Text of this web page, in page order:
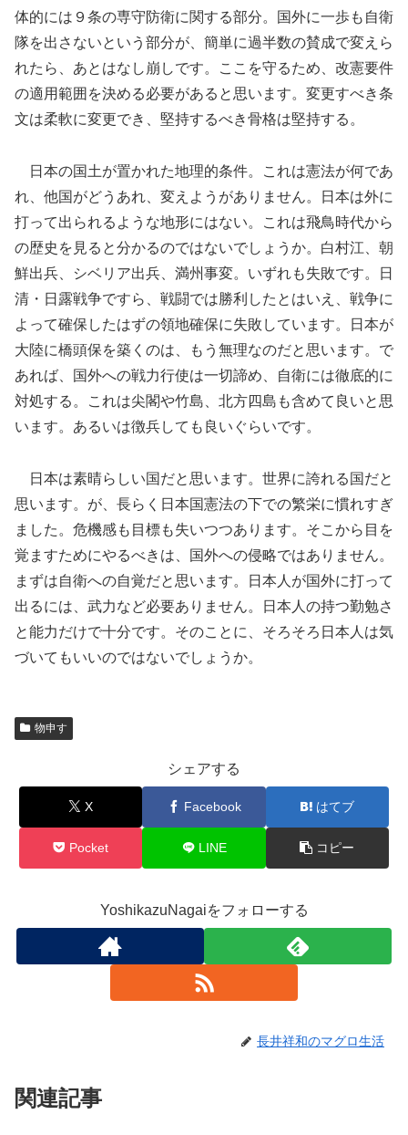
体的には９条の専守防衛に関する部分。国外に一歩も自衛
隊を出さないという部分が、簡単に過半数の賛成で変えら
れたら、あとはなし崩しです。ここを守るため、改憲要件
の適用範囲を決める必要があると思います。変更すべき条
文は柔軟に変更でき、堅持するべき骨格は堅持する。
日本の国土が置かれた地理的条件。これは憲法が何であ
れ、他国がどうあれ、変えようがありません。日本は外に
打って出られるような地形にはない。これは飛鳥時代から
の歴史を見ると分かるのではないでしょうか。白村江、朝
鮮出兵、シベリア出兵、満州事変。いずれも失敗です。日
清・日露戦争ですら、戦闘では勝利したとはいえ、戦争に
よって確保したはずの領地確保に失敗しています。日本が
大陸に橋頭保を築くのは、もう無理なのだと思います。で
あれば、国外への戦力行使は一切諦め、自衛には徹底的に
対処する。これは尖閣や竹島、北方四島も含めて良いと思
います。あるいは徴兵しても良いぐらいです。
日本は素晴らしい国だと思います。世界に誇れる国だと
思います。が、長らく日本国憲法の下での繁栄に慣れすぎ
ました。危機感も目標も失いつつあります。そこから目を
覚ますためにやるべきは、国外への侵略ではありません。
まずは自衛への自覚だと思います。日本人が国外に打って
出るには、武力など必要ありません。日本人の持つ勤勉さ
と能力だけで十分です。そのことに、そろそろ日本人は気
づいてもいいのではないでしょうか。
物申す
シェアする
X Facebook はてブ
Pocket LINE コピー
YoshikazuNagaiをフォローする
長井祥和のマグロ生活
関連記事